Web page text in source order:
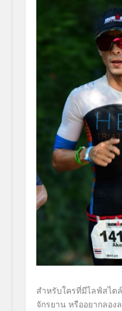
สำหรับใครที่มีไลฟ์สไต
จักรยาน หรืออยากลอ